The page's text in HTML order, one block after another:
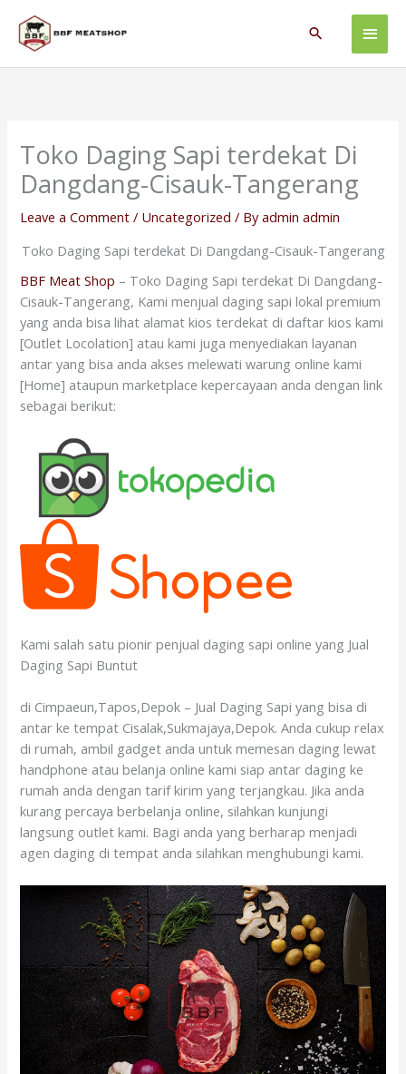
content
Main
Search
Toko Daging Sapi terdekat Di
Dangdang-Cisauk-Tangerang
Leave a Comment / Uncategorized / Byadmin admin
Toko Daging Sapi terdekat Di Dangdang-Cisauk-Tangerang
BBF Meat Shop – Toko Daging Sapi terdekat Di Dangdang-
Cisauk-Tangerang, Kami menjual daging sapi lokal premium
yang anda bisa lihat alamat kios terdekat di daftar kios kami
[Outlet Locolation] atau kami juga menyediakan layanan
antar yang bisa anda akses melewati warung online kami
[Home] ataupun marketplace kepercayaan anda dengan link
sebagai berikut:
Kami salah satu pionir penjual daging sapi online yang Jual
Daging Sapi Buntut
di Cimpaeun,Tapos,Depok – Jual Daging Sapi yang bisa di
antar ke tempat Cisalak,Sukmajaya,Depok. Anda cukup relax
di rumah, ambil gadget anda untuk memesan daging lewat
handphone atau belanja online kami siap antar daging ke
rumah anda dengan tarif kirim yang terjangkau. Jika anda
kurang percaya berbelanja online, silahkan kunjungi
langsung outlet kami. Bagi anda yang berharap menjadi
agen daging di tempat anda silahkan menghubungi kami.